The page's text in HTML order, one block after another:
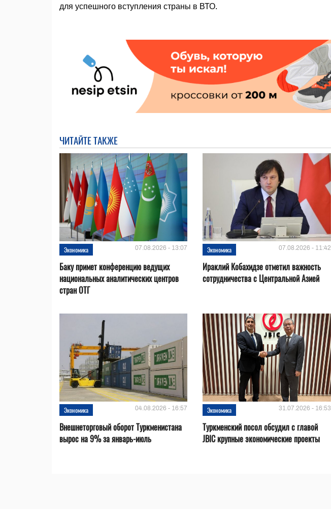
для успешного вступления страны в ВТО.
ЧИТАЙТЕ ТАКЖЕ
Экономика 07.08.2026 - 13:07
Баку примет конференцию ведущих
национальных аналитических центров
стран ОТГ
Экономика 07.08.2026 - 11:42
Ираклий Кобахидзе отметил важность
сотрудничества с Центральной Азией
Экономика 04.08.2026 - 16:57
Внешнеторговый оборот Туркменистана
вырос на 9% за январь-июль
Экономика 31.07.2026 - 16:53
Туркменский посол обсудил с главой
JBIC крупные экономические проекты